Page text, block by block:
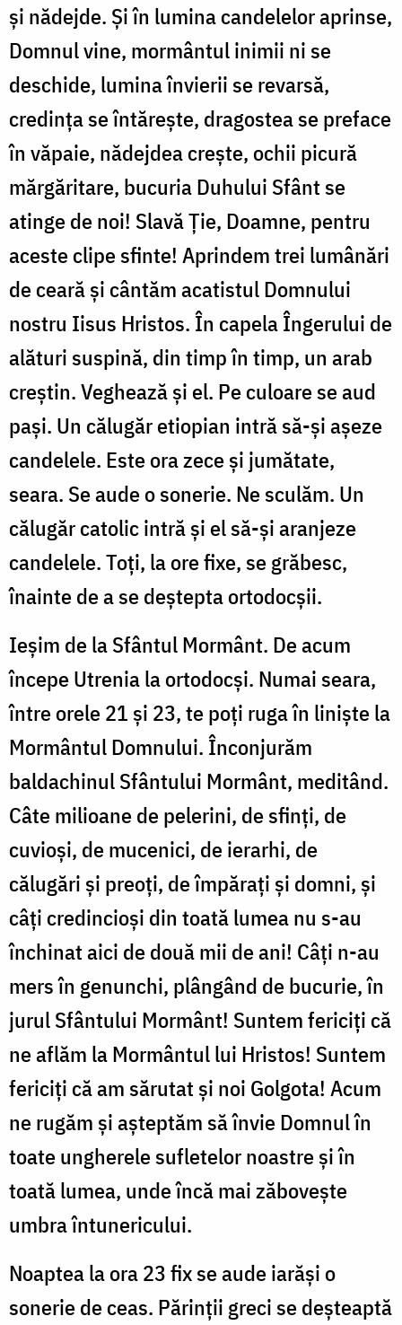
și nădejde. Și în lumina candelelor aprinse,
Domnul vine, mormântul inimii ni se
deschide, lumina învierii se revarsă,
credința se întărește, dragostea se preface
în văpaie, nădejdea crește, ochii picură
mărgăritare, bucuria Duhului Sfânt se
atinge de noi! Slavă Ție, Doamne, pentru
aceste clipe sfinte! Aprindem trei lumânări
de ceară și cântăm acatistul Domnului
nostru Iisus Hristos. În capela Îngerului de
alături suspină, din timp în timp, un arab
creștin. Veghează și el. Pe culoare se aud
pași. Un călugăr etiopian intră să-și așeze
candelele. Este ora zece și jumătate,
seara. Se aude o sonerie. Ne sculăm. Un
călugăr catolic intră și el să-și aranjeze
candelele. Toți, la ore fixe, se grăbesc,
înainte de a se deștepta ortodocșii.
Ieșim de la Sfântul Mormânt. De acum
începe Utrenia la ortodocși. Numai seara,
între orele 21 și 23, te poți ruga în liniște la
Mormântul Domnului. Înconjurăm
baldachinul Sfântului Mormânt, meditând.
Câte milioane de pelerini, de sfinți, de
cuvioși, de mucenici, de ierarhi, de
călugări și preoți, de împărați și domni, și
câți credincioși din toată lumea nu s-au
închinat aici de două mii de ani! Câți n-au
mers în genunchi, plângând de bucurie, în
jurul Sfântului Mormânt! Suntem fericiți că
ne aflăm la Mormântul lui Hristos! Suntem
fericiți că am sărutat și noi Golgota! Acum
ne rugăm și așteptăm să învie Domnul în
toate ungherele sufletelor noastre și în
toată lumea, unde încă mai zăbovește
umbra întunericului.
Noaptea la ora 23 fix se aude iarăși o
sonerie de ceas. Părinții greci se deșteaptă